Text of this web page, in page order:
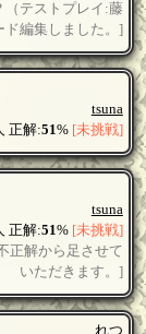
（テストプレイ:藤
ド編集しました。]
tsuna
正解:51% [未挑戦]
tsuna
正解:51% [未挑戦]
正解から足させて
いただきます。]